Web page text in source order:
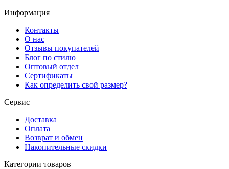
Информация
Контакты
О нас
Отзывы покупателей
Блог по стилю
Оптовый отдел
Сертификаты
Как определить свой размер?
Сервис
Доставка
Оплата
Возврат и обмен
Накопительные скидки
Категории товаров